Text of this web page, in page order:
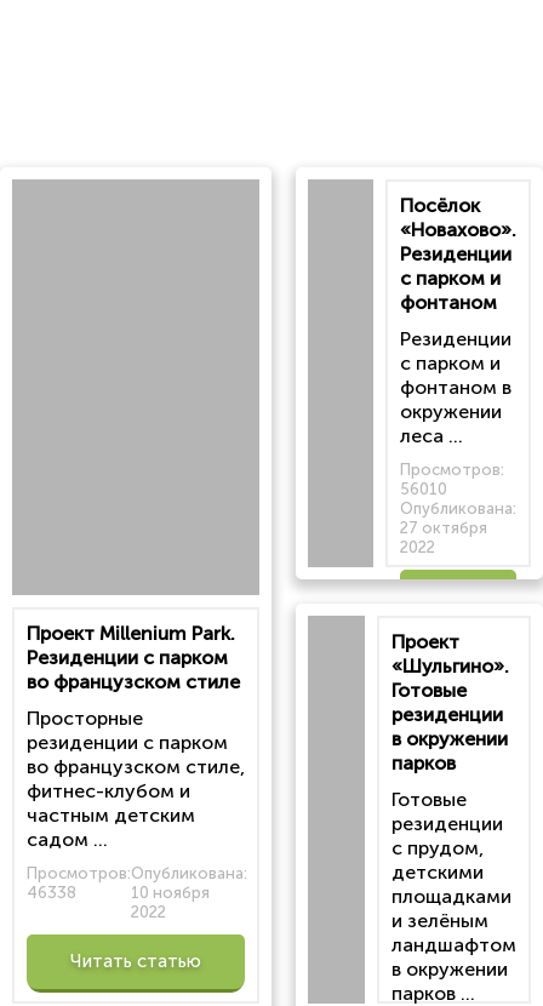
Проект Millenium Park.
Резиденции с парком
во французском стиле
Просторные
резиденции с парком
во французском стиле,
фитнес-клубом и
частным детским
садом ...
Просмотров:
46338
Опубликована:
10 ноября
2022
Читать статью
Посёлок
«Новахово».
Резиденции
с парком и
фонтаном
Резиденции
с парком и
фонтаном в
окружении
леса ...
Просмотров:
56010
Опубликована:
27 октября
2022
статью
Проект
«Шульгино».
Готовые
резиденции
в окружении
парков
Готовые
резиденции
с прудом,
детскими
площадками
и зелёным
ландшафтом
в окружении
парков ...